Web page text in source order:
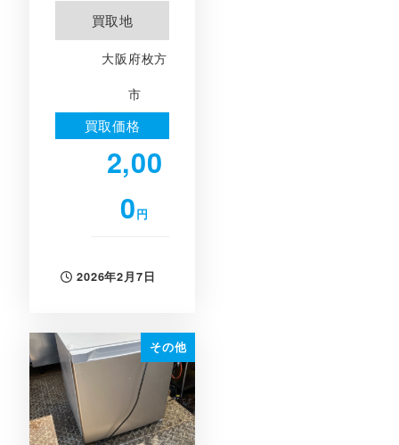
買取地
大阪府枚方
市
買取価格
2,00
0円
投稿日
2026年2月7日
その他